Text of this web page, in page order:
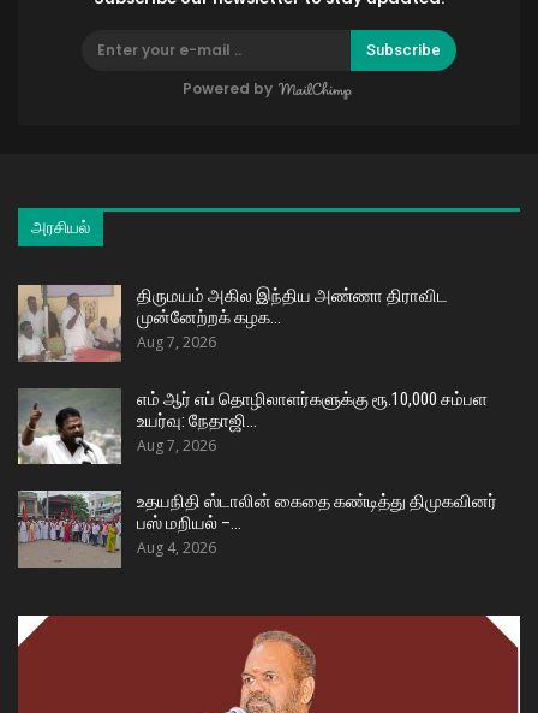
Subscribe
Powered by
அரசியல்
திருமயம் அகில இந்திய அண்ணா திராவிட
முன்னேற்றக் கழக…
Aug 7, 2026
எம் ஆர் எப் தொழிலாளர்களுக்கு ரூ.10,000 சம்பள
உயர்வு: நேதாஜி…
Aug 7, 2026
உதயநிதி ஸ்டாலின் கைதை கண்டித்து திமுகவினர்
பஸ் மறியல் –…
Aug 4, 2026